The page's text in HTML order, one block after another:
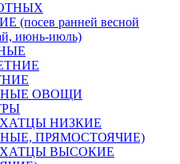
ранней весной
июнь-июль)
ОВОЩИ
НИЗКИЕ
ПРЯМОСТОЯЧИЕ)
ВЫСОКИЕ